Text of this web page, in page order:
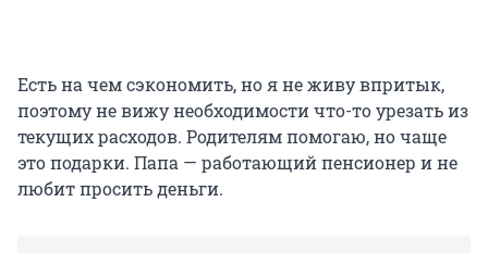
Есть на чем сэкономить, но я не живу впритык,
поэтому не вижу необходимости что-то урезать из
текущих расходов. Родителям помогаю, но чаще
это подарки. Папа — работающий пенсионер и не
любит просить деньги.